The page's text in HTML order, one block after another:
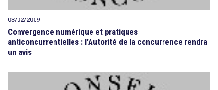
03/02/2009
Convergence numérique et pratiques
anticoncurrentielles : l’Autorité de la concurrence rendra
un avis